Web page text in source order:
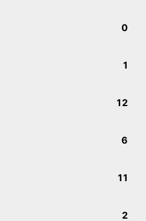
0
1
12
6
11
2